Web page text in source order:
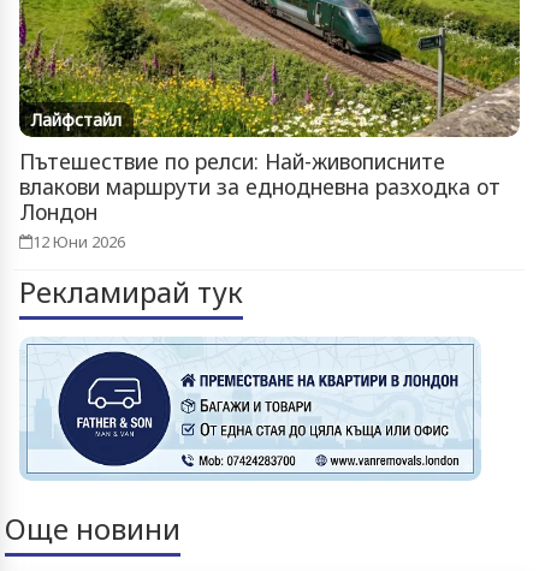
Лайфстайл
Пътешествие по релси: Най-живописните
влакови маршрути за еднодневна разходка от
Лондон
12 Юни 2026
Рекламирай тук
Още новини